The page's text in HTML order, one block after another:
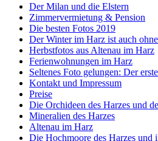
Der Milan und die Elstern
Zimmervermietung & Pension
Die besten Fotos 2019
Der Winter im Harz ist auch
Herbstfotos aus Altenau im Harz
Ferienwohnungen im Harz
Seltenes Foto gelungen: Der
Kontakt und Impressum
Preise
Die Orchideen des Harzes und
Mineralien des Harzes
Altenau im Harz
Die Hochmoore des Harzes und